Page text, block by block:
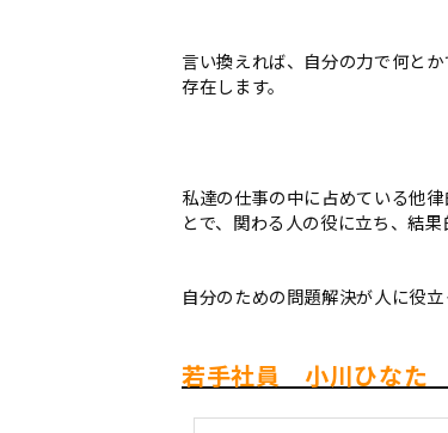
言い換えれば、自分の力で何と
存在します。
私達の仕事の中に占めている他
とで、関わる人の役に立ち、結
自分のための問題解決が人に役
若手社員 小川ひなた